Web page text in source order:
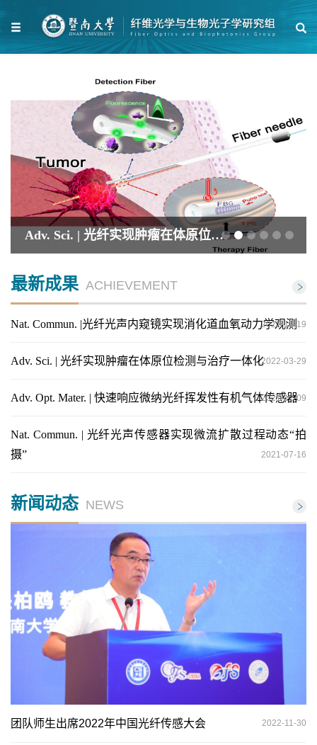
Adv. Sci. | 光纤实现肿瘤在体原位检测与治疗一体化
最新成果 ACHIEVEMENT
Nat. Commun. |光纤光声内窥镜实现消化道血氧动力学观测
2022-12-19
Adv. Sci. | 光纤实现肿瘤在体原位检测与治疗一体化2022-03-29
Adv. Opt. Mater. | 快速响应微纳光纤挥发性有机气体传感器
2021-12-09
Nat. Commun. | 光纤光声传感器实现微流扩散过程动态“拍
摄”
2021-07-16
新闻动态 NEWS
团队师生出席2022年中国光纤传感大会 2022-11-30